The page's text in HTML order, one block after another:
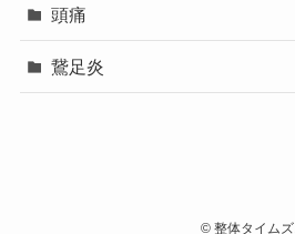
頭痛
鵞足炎
©整体タイムズ.